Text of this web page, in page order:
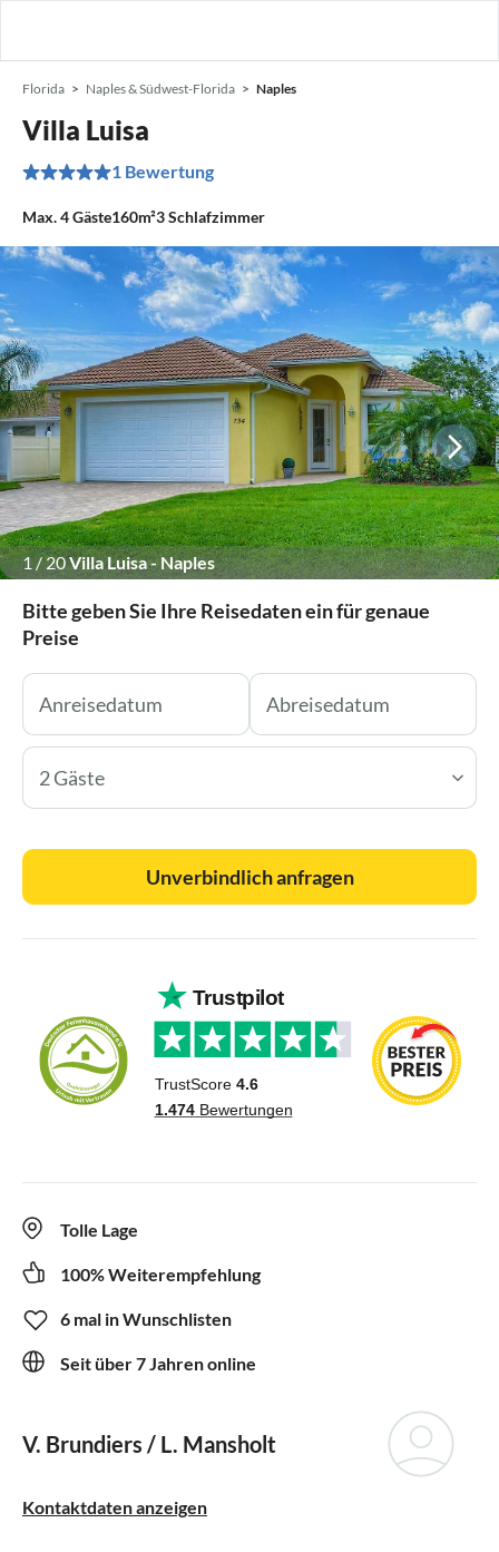
Florida Naples & Südwest-Florida Naples
Villa Luisa
1 Bewertung
Max.4Gäste160m²3Schlafzimmer
1/20Villa Luisa - Naples
Bitte geben Sie Ihre Reisedaten ein für genaue
Preise
2 Gäste
Unverbindlich anfragen
Tolle Lage
100% Weiterempfehlung
6 mal in Wunschlisten
Seit über 7 Jahren online
V. Brundiers / L. Mansholt
Kontaktdaten anzeigen